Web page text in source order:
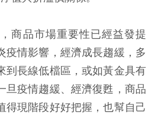
商品市場重要性已經益發提
疫情影響，經濟成長趨緩，多
到長線低檔區，或如黃金具有
旦疫情趨緩、經濟復甦，商品
得現階段好好把握，也幫自己